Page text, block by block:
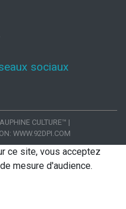
sociaux
CULTURE™ |
WWW.92DPI.COM
ce site, vous acceptez
mesure d'audience.